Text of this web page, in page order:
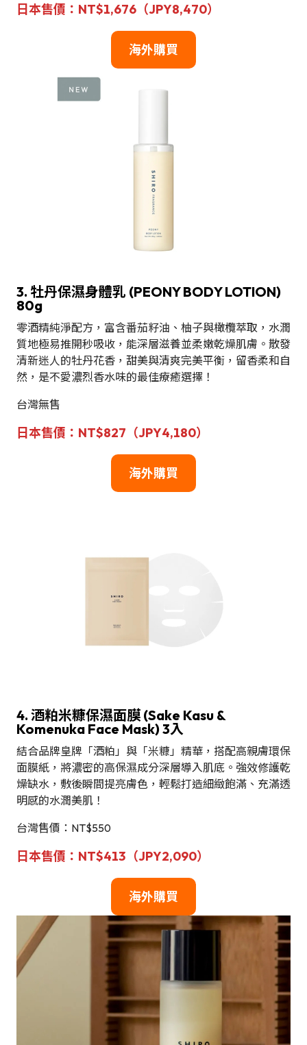
日本售價：NT$1,676（JPY8,470）
海外購買
3. 牡丹保濕身體乳 (PEONY BODY LOTION)
80g
零酒精純淨配方，富含番茄籽油、柚子與橄欖萃取，水潤
質地極易推開秒吸收，能深層滋養並柔嫩乾燥肌膚。散發
清新迷人的牡丹花香，甜美與清爽完美平衡，留香柔和自
然，是不愛濃烈香水味的最佳療癒選擇！
台灣無售
日本售價：NT$827（JPY4,180）
海外購買
4. 酒粕米糠保濕面膜 (Sake Kasu &
Komenuka Face Mask) 3入
結合品牌皇牌「酒粕」與「米糠」精華，搭配高親膚環保
面膜紙，將濃密的高保濕成分深層導入肌底。強效修護乾
燥缺水，敷後瞬間提亮膚色，輕鬆打造細緻飽滿、充滿透
明感的水潤美肌！
台灣售價：NT$550
日本售價：NT$413（JPY2,090）
海外購買